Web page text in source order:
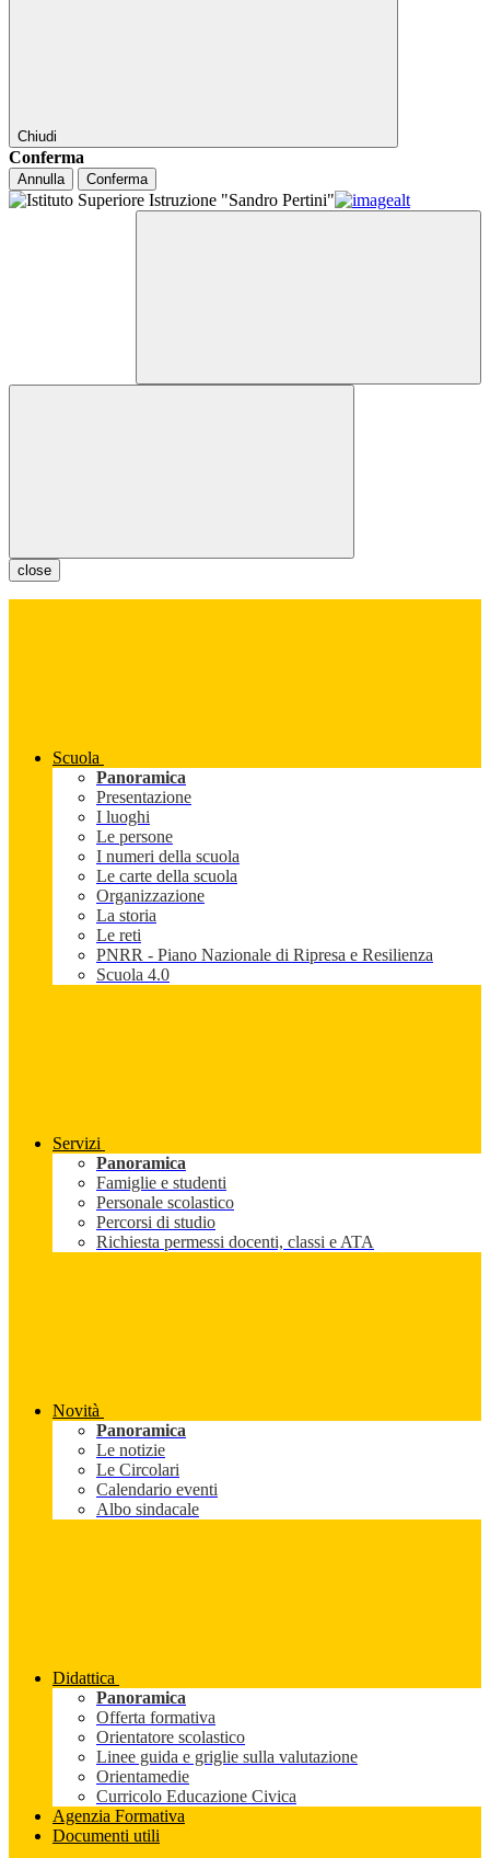
Chiudi
Conferma
Annulla Conferma
close
Scuola
Panoramica
Presentazione
I luoghi
Le persone
I numeri della scuola
Le carte della scuola
Organizzazione
La storia
Le reti
PNRR - Piano Nazionale di Ripresa e Resilienza
Scuola 4.0
Servizi
Panoramica
Famiglie e studenti
Personale scolastico
Percorsi di studio
Richiesta permessi docenti, classi e ATA
Novità
Panoramica
Le notizie
Le Circolari
Calendario eventi
Albo sindacale
Didattica
Panoramica
Offerta formativa
Orientatore scolastico
Linee guida e griglie sulla valutazione
Orientamedie
Curricolo Educazione Civica
Agenzia Formativa
Documenti utili